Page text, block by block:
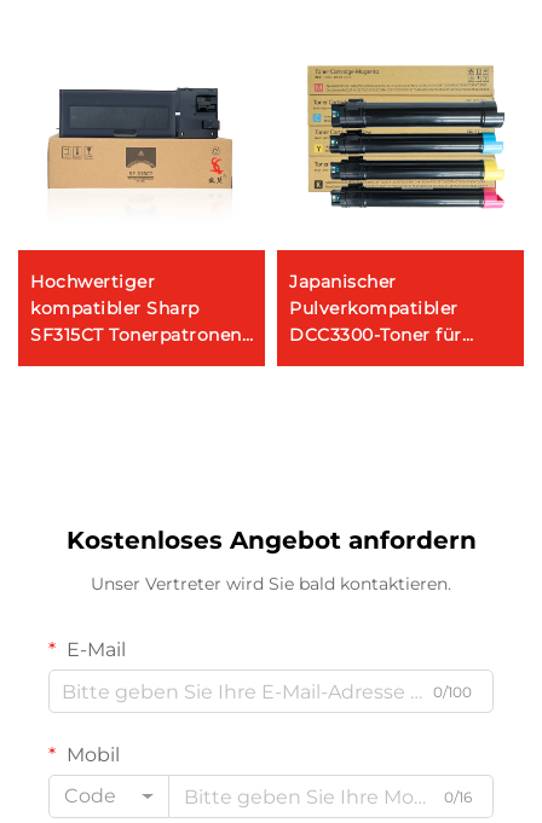
Hochwertiger
kompatibler Sharp
SF315CT Tonerpatronen
für Sharp LIBRE SF
Japanischer
Pulverkompatibler
DCC3300-Toner für
Xerox DC IIIC3300 2200
Kostenloses Angebot anfordern
Unser Vertreter wird Sie bald kontaktieren.
E-Mail
0/100
Mobil
Code
0/16